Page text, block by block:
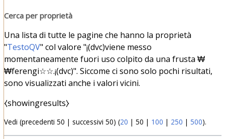
Cerca per proprietà
Una lista di tutte le pagine che hanno la proprietà
"TestoQV" col valore "¡(dvc)viene messo
momentaneamente fuori uso colpito da una frusta ₩
₩ferengi☆☆.¡(dvc)". Siccome ci sono solo pochi risultati,
sono visualizzati anche i valori vicini.
⧼showingresults⧽
Vedi (precedenti 50 | successivi 50) (20 | 50 | 100 | 250 | 500).